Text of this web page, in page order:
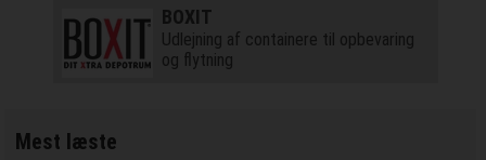
BOXIT
Udlejning af containere til opbevaring
og flytning
Mest læste